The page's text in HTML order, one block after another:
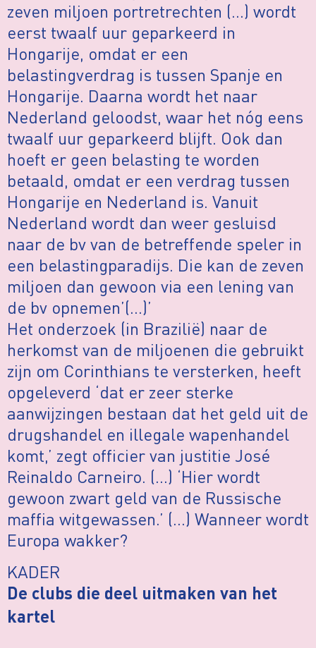
zeven miljoen portretrechten (…) wordt
eerst twaalf uur geparkeerd in
Hongarije, omdat er een
belastingverdrag is tussen Spanje en
Hongarije. Daarna wordt het naar
Nederland geloodst, waar het nóg eens
twaalf uur geparkeerd blijft. Ook dan
hoeft er geen belasting te worden
betaald, omdat er een verdrag tussen
Hongarije en Nederland is. Vanuit
Nederland wordt dan weer gesluisd
naar de bv van de betreffende speler in
een belastingparadijs. Die kan de zeven
miljoen dan gewoon via een lening van
de bv opnemen’(…)’
Het onderzoek (in Brazilië) naar de
herkomst van de miljoenen die gebruikt
zijn om Corinthians te versterken, heeft
opgeleverd ‘dat er zeer sterke
aanwijzingen bestaan dat het geld uit de
drugshandel en illegale wapenhandel
komt,’ zegt officier van justitie José
Reinaldo Carneiro. (…) ‘Hier wordt
gewoon zwart geld van de Russische
maffia witgewassen.’ (…) Wanneer wordt
Europa wakker?
KADER
De clubs die deel uitmaken van het
kartel